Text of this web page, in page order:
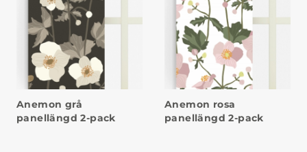
Anemon grå
panellängd 2-pack
Anemon rosa
panellängd 2-pack